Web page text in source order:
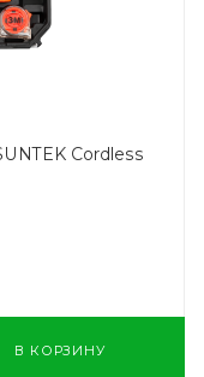
Cordless
В КОРЗИНУ